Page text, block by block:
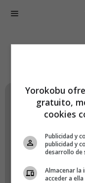
Nombre de
Yorokobu
gratuito,
cookies
Publicidad y
publicidad y
desarrollo de
Almacenar la
acceder a ella